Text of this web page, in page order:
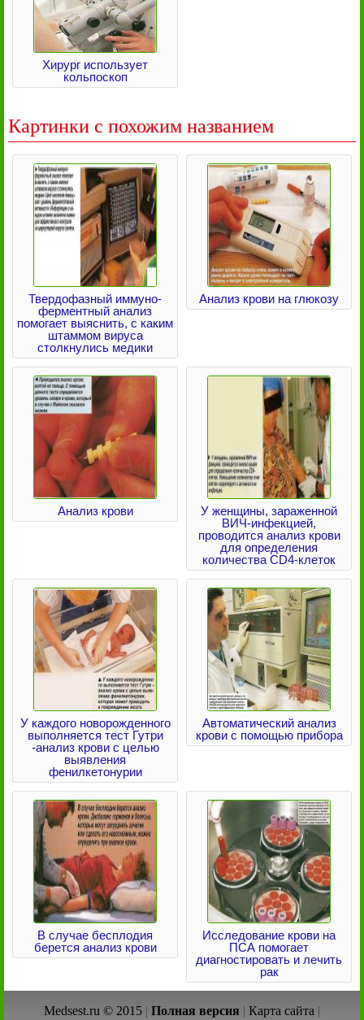
Хирург использует
кольпоскоп
Картинки с похожим названием
Твердофазный иммуно-
ферментный анализ
помогает выяснить, с каким
штаммом вируса
столкнулись медики
Анализ крови на глюкозу
Анализ крови
У женщины, зараженной
ВИЧ-инфекцией,
проводится анализ крови
для определения
количества CD4-клеток
У каждого новорожденного
выполняется тест Гутри
-анализ крови с целью
выявления
фенилкетонурии
Автоматический анализ
крови с помощью прибора
В случае бесплодия
берется анализ крови
Исследование крови на
ПСА помогает
диагностировать и лечить
рак
Medsest.ru © 2015 | Полная версия | Карта сайта |